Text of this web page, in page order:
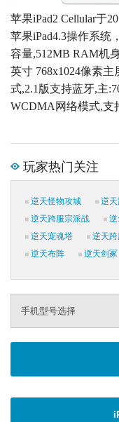
苹果iPad2 Cellular于
苹果iPad4.3操作系统
容量,512MB RAM机
英寸 768x1024像素
式,2.1版支持蓝牙,主
WCDMA网络模式,支
玩家热门关注
逆天怪物攻城 逆
逆天跨服宗派战
逆天宠魂塔
逆天
逆天布阵
逆天剑冢
手机型号选择